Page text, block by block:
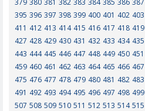
379 380 381 382 383 384 385 386 387
395 396 397 398 399 400 401 402 403
411 412 413 414 415 416 417 418 419
427 428 429 430 431 432 433 434 435
443 444 445 446 447 448 449 450 451
459 460 461 462 463 464 465 466 467
475 476 477 478 479 480 481 482 483
491 492 493 494 495 496 497 498 499
507 508 509 510 511 512 513 514 515